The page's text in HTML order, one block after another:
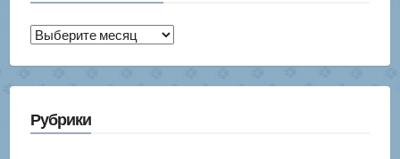
Архив
Рубрики